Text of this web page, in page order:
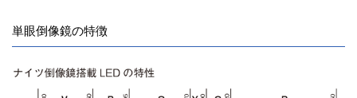
単眼倒像鏡の特徴